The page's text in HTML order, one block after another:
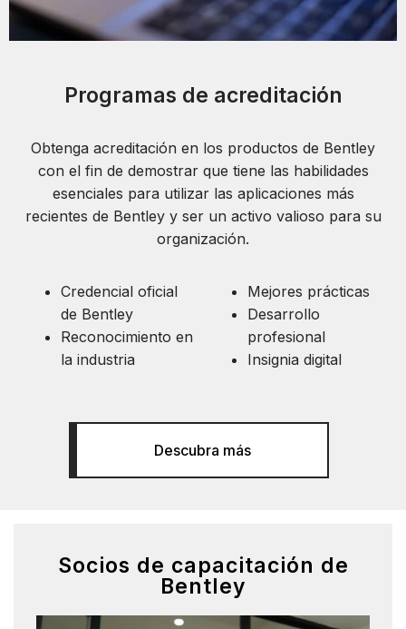
Programas de acreditación
Obtenga acreditación en los productos de Bentley
con el fin de demostrar que tiene las habilidades
esenciales para utilizar las aplicaciones más
recientes de Bentley y ser un activo valioso para su
organización.
Credencial oficial
de Bentley
Reconocimiento en
la industria
Mejores prácticas
Desarrollo
profesional
Insignia digital
Descubra más
Socios de capacitación de
Bentley